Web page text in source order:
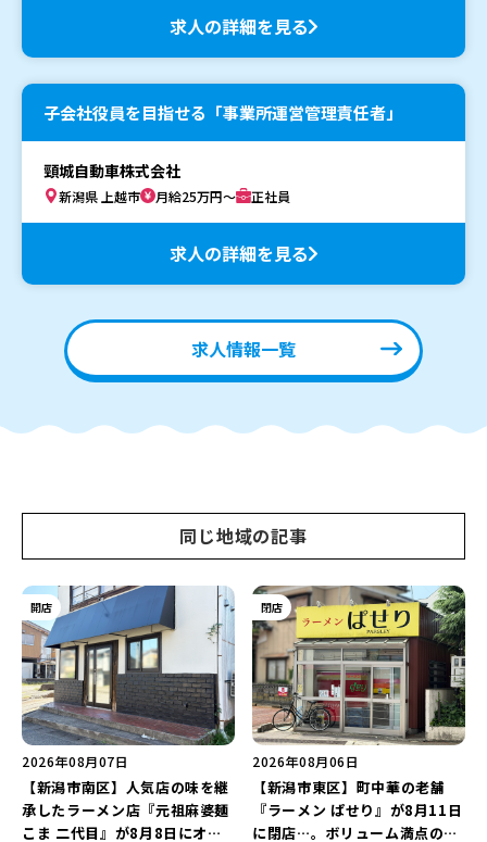
求人の詳細を見る
子会社役員を目指せる「事業所運営管理責任者」
頸城自動車株式会社
新潟県 上越市 月給25万円～ 正社員
求人の詳細を見る
求人情報一覧
同じ地域の記事
開店
2026年08月07日
【新潟市南区】人気店の味を継
承したラーメン店『元祖麻婆麺
こま 二代目』が8月8日にオー
閉店
2026年08月06日
【新潟市東区】町中華の老舗
『ラーメン ぱせり』が8月11日
に閉店…。ボリューム満点の名